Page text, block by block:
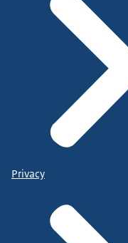
Privacy